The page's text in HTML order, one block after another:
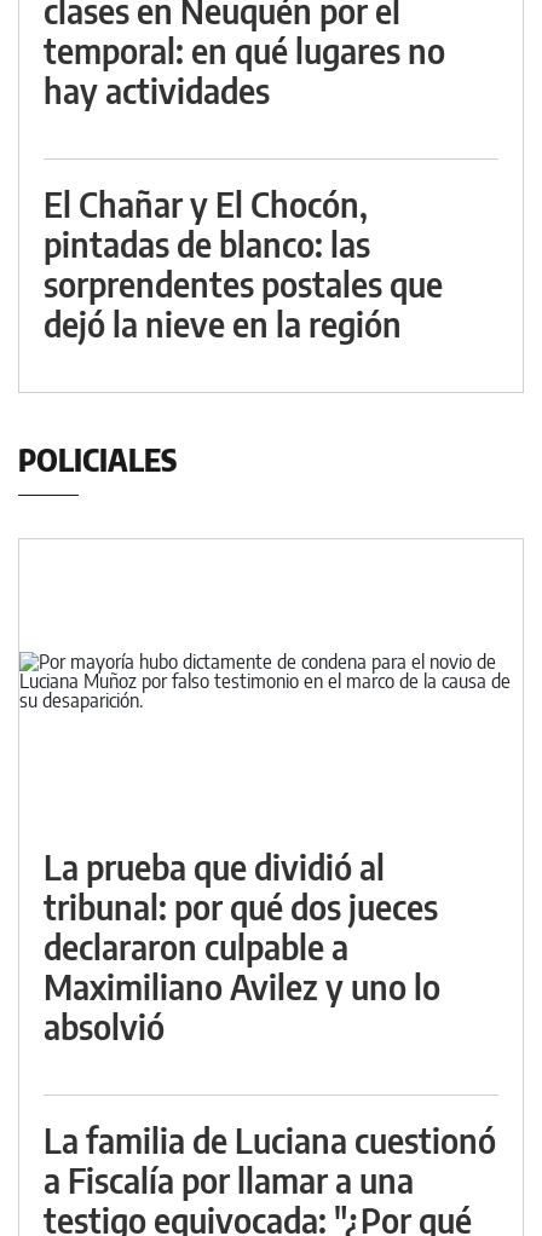
clases en Neuquén por el
temporal: en qué lugares no
hay actividades
El Chañar y El Chocón,
pintadas de blanco: las
sorprendentes postales que
dejó la nieve en la región
POLICIALES
La prueba que dividió al
tribunal: por qué dos jueces
declararon culpable a
Maximiliano Avilez y uno lo
absolvió
La familia de Luciana cuestionó
a Fiscalía por llamar a una
testigo equivocada: "¿Por qué